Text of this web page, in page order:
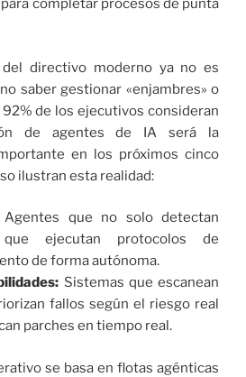
completar procesos de punta
directivo moderno ya no es
saber gestionar «enjambres» o
de los ejecutivos consideran
de agentes de IA será la
en los próximos cinco
ilustran esta realidad:
que no solo detectan
ejecutan protocolos de
de forma autónoma.
Sistemas que escanean
fallos según el riesgo real
parches en tiempo real.
se basa en flotas agénticas